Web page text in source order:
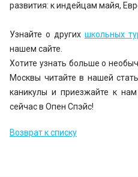
развития: к индейцам майя,
Узнайте о других школьных
нашем сайте.
Хотите узнать больше о
Москвы читайте в нашей
каникулы и приезжайте к
сейчас в Опен Спэйс!
Возврат к списку